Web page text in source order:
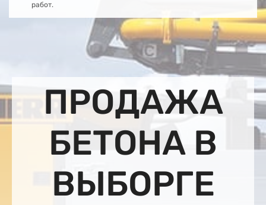
работ.
ПРОДАЖА
БЕТОНА В
ВЫБОРГЕ